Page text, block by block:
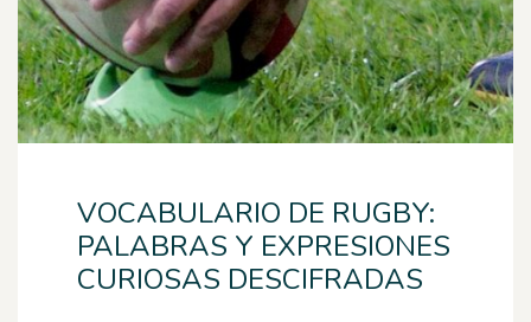
VOCABULARIO DE RUGBY:
PALABRAS Y EXPRESIONES
CURIOSAS DESCIFRADAS